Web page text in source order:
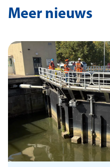
Meer nieuws